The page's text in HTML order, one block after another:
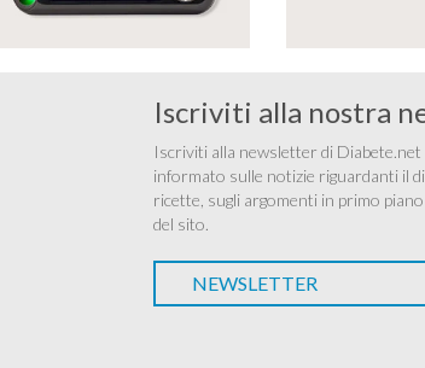
Iscriviti alla nostra
Iscriviti alla newsletter di
informato sulle notizie riguardanti il
ricette, sugli argomenti in primo
del sito.
NEWSLETTER